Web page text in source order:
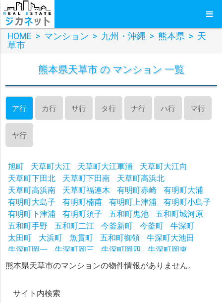
HOME > マンション > 九州・沖縄 > 熊本県 > 天
草市
熊本県天草市 の マンション 一覧
ア行 カ行 サ行 タ行 ナ行 ハ行 マ行
ヤ行
旭町 天草町大江 天草町大江軍浦
天草町大江向
天草町下田北
天草町下田南
天草町高浜北
天草町高浜南
天草町福連木 有明町赤崎
有明町大浦
有明町大島子
有明町楠甫 有明町上津浦
有明町小島子
有明町下津浦
有明町須子 五和町鬼池
五和町城河原
五和町手野
五和町二江 今釜新町 今釜町
牛深町
太田町
大浜町 魚貫町 五和町御領
牛深町大池田
牛深町岡一
牛深町岡三 牛深町岡四
牛深町岡東
牛深町岡二
牛深町加世浦 牛深町宮崎
牛深町元下須
魚貫町福津
大宮地
熊本県天草市のマンションの物件情報がありません。
サイト内検索